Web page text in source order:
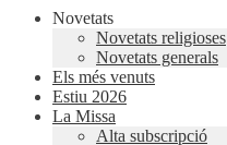
Novetats
Novetats religioses
Novetats generals
Els més venuts
Estiu 2026
La Missa
Alta subscripció